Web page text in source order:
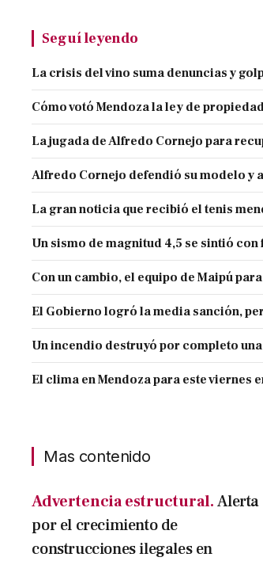
Seguí leyendo
La crisis del vino suma denuncias y
Cómo votó Mendoza la ley de
La jugada de Alfredo Cornejo para
Alfredo Cornejo defendió su modelo y
La gran noticia que recibió el tenis
Un sismo de magnitud 4,5 se sintió con
Con un cambio, el equipo de Maipú
El Gobierno logró la media sanción,
Un incendio destruyó por completo
El clima en Mendoza para este viernes
Mas contenido
Advertencia estructural. Alerta
por el crecimiento de
construcciones ilegales en